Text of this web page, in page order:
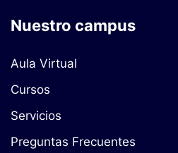
Nuestro campus
Aula Virtual
Cursos
Servicios
Preguntas Frecuentes